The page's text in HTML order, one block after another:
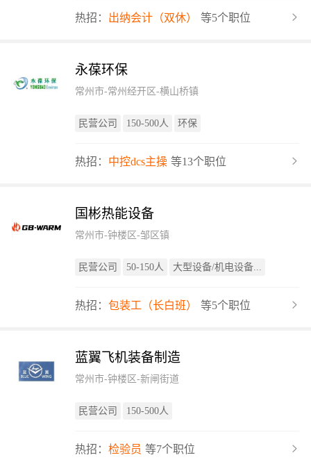
热招： 出纳会计（双休） 等5个职位
永葆环保
常州市-常州经开区-横山桥镇
民营公司 150-500人 环保
热招： 中控dcs主操 等13个职位
国彬热能设备
常州市-钟楼区-邹区镇
民营公司 50-150人 大型设备/机电设备...
热招： 包装工（长白班） 等5个职位
蓝翼飞机装备制造
常州市-钟楼区-新闸街道
民营公司 150-500人
热招： 检验员 等7个职位